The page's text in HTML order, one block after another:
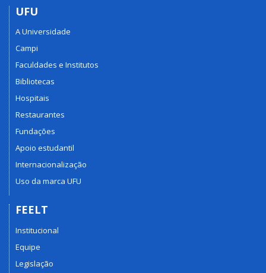
UFU
A Universidade
Campi
Faculdades e Institutos
Bibliotecas
Hospitais
Restaurantes
Fundações
Apoio estudantil
Internacionalização
Uso da marca UFU
FEELT
Institucional
Equipe
Legislação